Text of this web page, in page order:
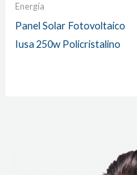
Energía
Panel Solar Fotovoltaico
Iusa 250w Policristalino